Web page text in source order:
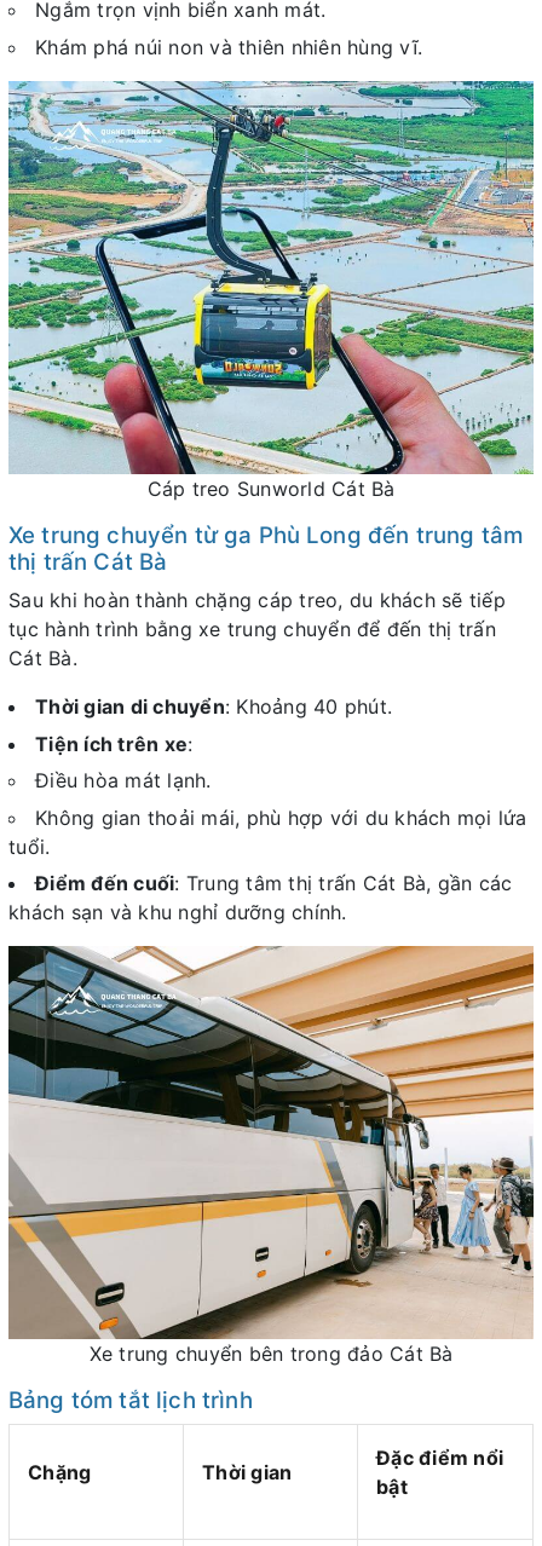
Ngắm trọn vịnh biển xanh mát.
Khám phá núi non và thiên nhiên hùng vĩ.
Cáp treo Sunworld Cát Bà
Xe trung chuyển từ ga Phù Long đến trung tâm
thị trấn Cát Bà
Sau khi hoàn thành chặng cáp treo, du khách sẽ tiếp
tục hành trình bằng xe trung chuyển để đến thị trấn
Cát Bà.
Thời gian di chuyển: Khoảng 40 phút.
Tiện ích trên xe:
Điều hòa mát lạnh.
Không gian thoải mái, phù hợp với du khách mọi lứa
tuổi.
Điểm đến cuối: Trung tâm thị trấn Cát Bà, gần các
khách sạn và khu nghỉ dưỡng chính.
Xe trung chuyển bên trong đảo Cát Bà
Bảng tóm tắt lịch trình
Chặng Thời gian
Đặc điểm nổi
bật